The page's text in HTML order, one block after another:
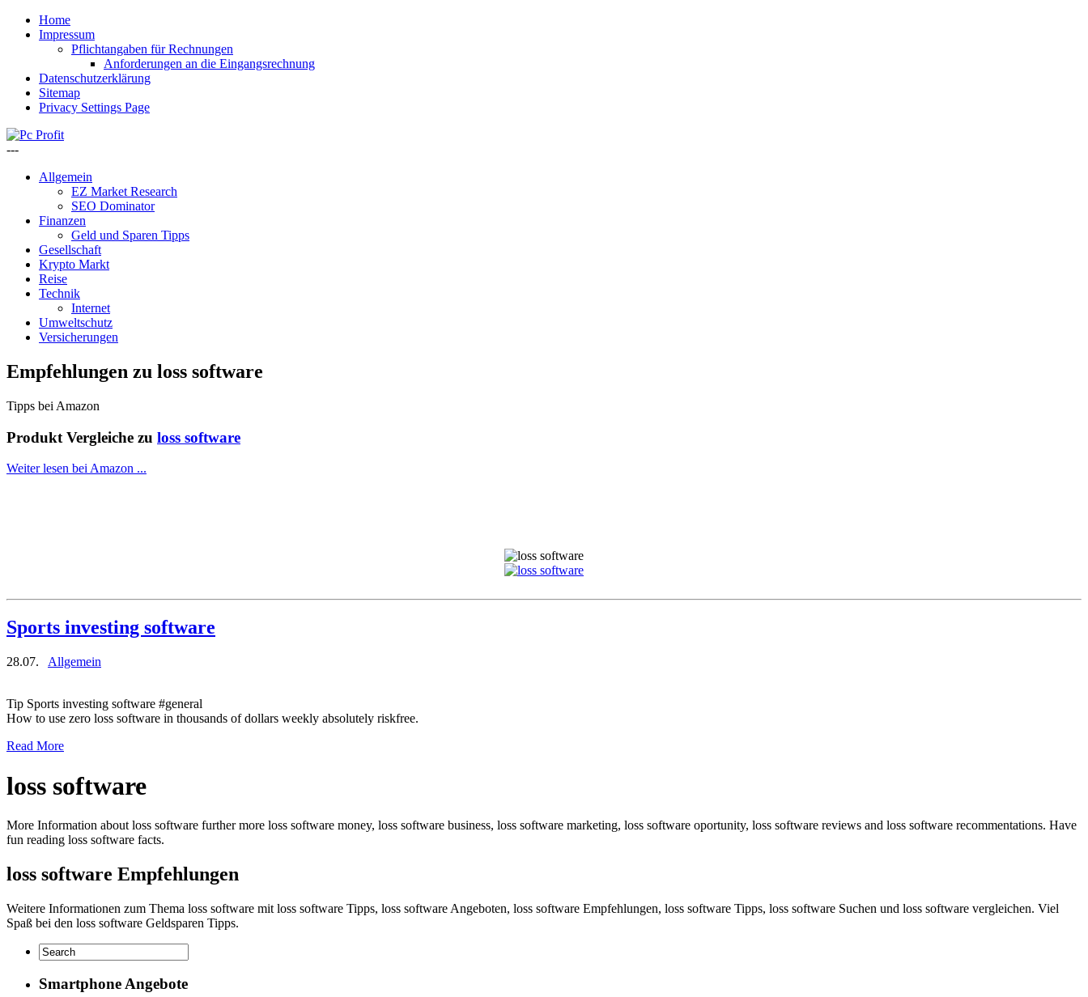
Home
Impressum
Pflichtangaben für Rechnungen
Anforderungen an die Eingangsrechnung
Datenschutzerklärung
Sitemap
Privacy Settings Page
---
Allgemein
EZ Market Research
SEO Dominator
Finanzen
Geld und Sparen Tipps
Gesellschaft
Krypto Markt
Reise
Technik
Internet
Umweltschutz
Versicherungen
Empfehlungen zu loss software
Tipps bei Amazon
Produkt Vergleiche zu loss software
Weiter lesen bei Amazon ...
Sports investing software
28.07. Allgemein
Tip Sports investing software #general
How to use zero loss software in thousands of dollars weekly absolutely riskfree.
Read More
loss software
More Information about loss software further more loss software money, loss software business, loss software marketing, loss software oportunity, loss software reviews and loss software recommentations. Have
fun reading loss software facts.
loss software Empfehlungen
Weitere Informationen zum Thema loss software mit loss software Tipps, loss software Angeboten, loss software Empfehlungen, loss software Tipps, loss software Suchen und loss software vergleichen. Viel
Spaß bei den loss software Geldsparen Tipps.
Smartphone Angebote